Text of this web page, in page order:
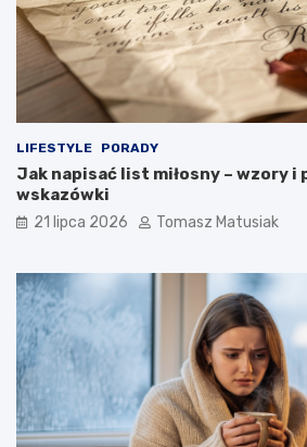
LIFESTYLE PORADY
Jak napisać list miłosny – wzory i
wskazówki
21 lipca 2026 Tomasz Matusiak